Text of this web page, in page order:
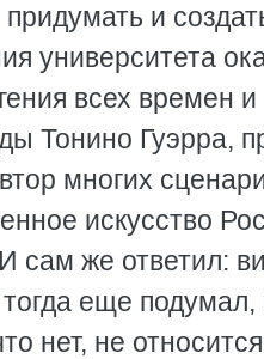
и
университета
всех времен
Тонино Гуэрра,
многих
искусство
же ответил:
еще подумал,
нет, не